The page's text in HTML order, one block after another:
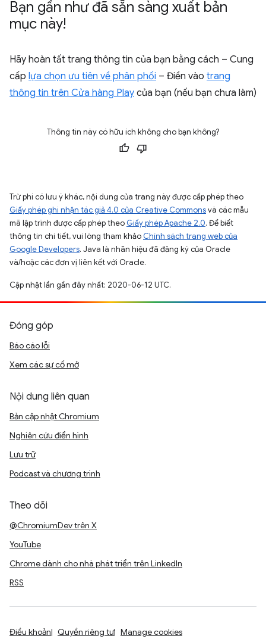
Bạn gần như đã sẵn sàng xuất bản
mục này!
Hãy hoàn tất trang thông tin của bạn bằng cách – Cung
cấp lựa chọn ưu tiên về phân phối – Điền vào trang
thông tin trên Cửa hàng Play của bạn (nếu bạn chưa làm)
Thông tin này có hữu ích không cho bạn không?
Trừ phi có lưu ý khác, nội dung của trang này được cấp phép theo
Giấy phép ghi nhận tác giả 4.0 của Creative Commonsvà các mẫu
mã lập trình được cấp phép theo Giấy phép Apache 2.0. Để biết
thông tin chi tiết, vui lòng tham khảo Chính sách trang web của
Google Developers. Java là nhãn hiệu đã đăng ký của Oracle
và/hoặc các đơn vị liên kết với Oracle.
Cập nhật lần gần đây nhất: 2020-06-12 UTC.
Đóng góp
Báo cáo lỗi
Xem các sự cố mở
Nội dung liên quan
Bản cập nhật Chromium
Nghiên cứu điển hình
Lưu trữ
Podcast và chương trình
Theo dõi
@ChromiumDev trên X
YouTube
Chrome dành cho nhà phát triển trên LinkedIn
RSS
Điều khoản Quyền riêng tư Manage cookies